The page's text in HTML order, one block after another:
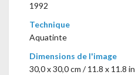
1992
Technique
Aquatinte
Dimensions de l'image
30,0 x 30,0 cm / 11.8 x 11.8 in